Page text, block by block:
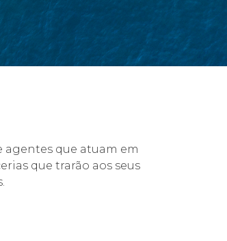
agentes que atuam em
que trarão aos seus